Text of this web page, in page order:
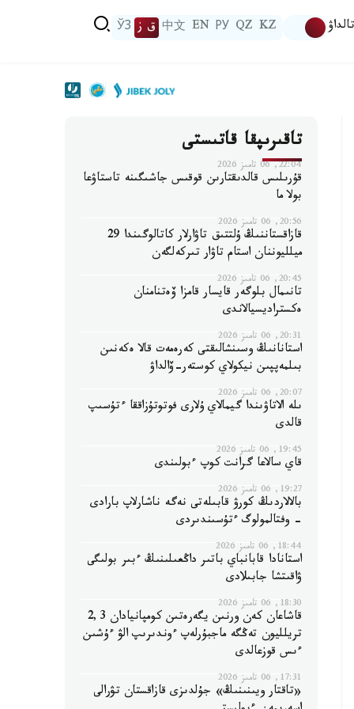
تالداۋ KZ
QZ
РУ
EN
中文 ق ز ЎЗ
تاقىرىپقا قاتىستى
22:04, 06 تامىز 2026
قۇرىلىس قالدىقتارىن قوقىس جاشىگىنە تاستاۋعا
بولا ما
20:56, 06 تامىز 2026
قازاقستاننىڭ ۇلتتىق تاۋارلار كاتالوگىندا 29
ميلليوننان استام تاۋار تىركەلگەن
20:45, 06 تامىز 2026
تانىمال بلوگەر قايسار قامزا ۆەتنامنان
ەكستراديسيالاندى
20:31, 06 تامىز 2026
استانانىڭ وسىنشالىقتى كەرەمەت قالا ەكەنىن
بىلمەپپىن نيكولاي كوستەر-ۆالداۋ
20:07, 06 تامىز 2026
ىلە الاتاۋىندا گيمالاي ۇلارى فوتوتۇزاققا ءتۇسىپ
قالدى
19:45, 06 تامىز 2026
قاي سالاعا گرانت كوپ ءبولىندى
19:27, 06 تامىز 2026
بالالاردىڭ كورۋ قابىلەتى نەگە ناشارلاپ بارادى
- وفتالمولوگ ءتۇسىندىردى
18:44, 06 تامىز 2026
استانادا قابانباي باتىر داڭعىلىنىڭ ءبىر بولىگى
ۋاقىتشا جابىلادى
18:30, 06 تامىز 2026
قاشاعان كەن ورنىن يگەرەتىن كومپانيادان 2,3
تريلليون تەڭگە ماجبۇرلەپ ءوندىرىپ الۋ ءۇشىن
ءىس قوزعالدى
17:31, 06 تامىز 2026
«تاقتار ويىنىنىڭ» جۇلدىزى قازاقستان تۋرالى